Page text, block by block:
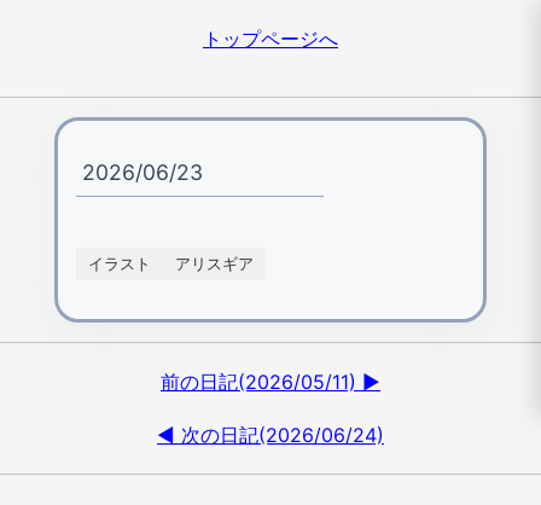
トップページへ
2026/06/23
イラスト アリスギア
前の日記(2026/05/11) ▶
◀ 次の日記(2026/06/24)